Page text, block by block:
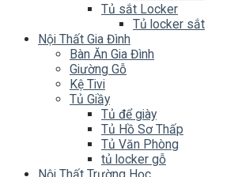
Tủ sắt Locker
Tủ locker sắt
Nội Thất Gia Đình
Bàn Ăn Gia Đình
Giường Gỗ
Kệ Tivi
Tủ Giầy
Tủ để giày
Tủ Hồ Sơ Thấp
Tủ Văn Phòng
tủ locker gỗ